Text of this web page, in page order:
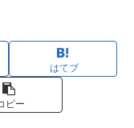
はてブ
ピー